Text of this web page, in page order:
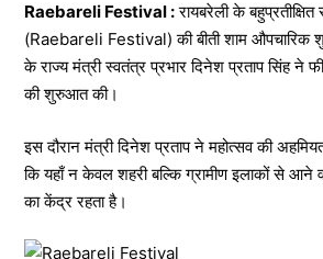
Raebareli Festival :रायबरेली के बहुप्रतीक्षित
(Raebareli Festival) की बीती शाम औपचारिक
के राज्य मंत्री स्वतंत्र प्रभार दिनेश प्रताप सिंह ने
की शुरुआत की।
इस दौरान मंत्री दिनेश प्रताप ने महोत्सव की
कि यहाँ न केवल शहरी बल्कि ग्रामीण इलाकों से आने
का केंद्र रहता है।